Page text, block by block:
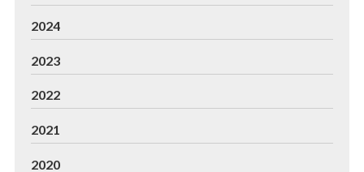
2024
2023
2022
2021
2020